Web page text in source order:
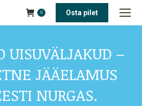
0 Osta pilet
UISUVÄLJAKUD –
JÄÄELAMUS
NURGAS.